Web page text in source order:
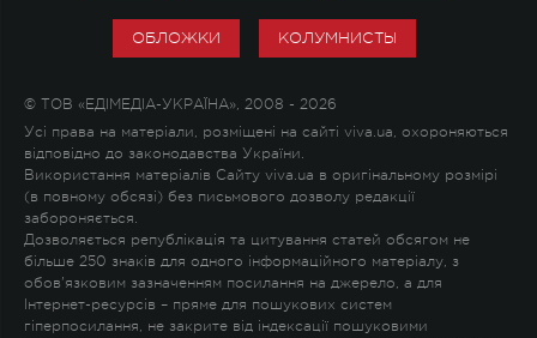
ОБЛОЖКИ КОЛУМНИСТЫ
© ТОВ «ЕДІМЕДІА-УКРАЇНА», 2008 - 2026
Усі права на матеріали, розміщені на сайті viva.ua, охороняються
відповідно до законодавства України.
Використання матеріалів Сайту viva.ua в оригінальному розмірі
(в повному обсязі) без письмового дозволу редакції
забороняється.
Дозволяється републікація та цитування статей обсягом не
більше 250 знаків для одного інформаційного матеріалу, з
обов'язковим зазначенням посилання на джерело, а для
Інтернет-ресурсів – пряме для пошукових систем
гіперпосилання, не закрите від індексації пошуковими